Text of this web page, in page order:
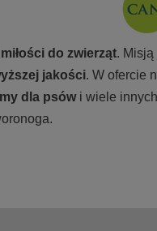
do zwierząt. Misją
jakości. W ofercie
dla psówi wiele